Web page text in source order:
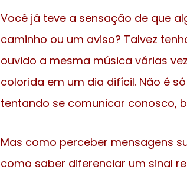
Você já teve a sensação de que
caminho ou um aviso? Talvez
ouvido a mesma música várias
colorida em um dia difícil. Não é
tentando se comunicar conosco,
Mas como perceber mensagens
como saber diferenciar um sinal